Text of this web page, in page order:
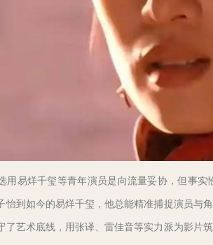
用易烊千玺等青年演员是向流量妥协，但事
怡到如今的易烊千玺，他总能精准捕捉演员与
了艺术底线，用张译、雷佳音等实力派为影片